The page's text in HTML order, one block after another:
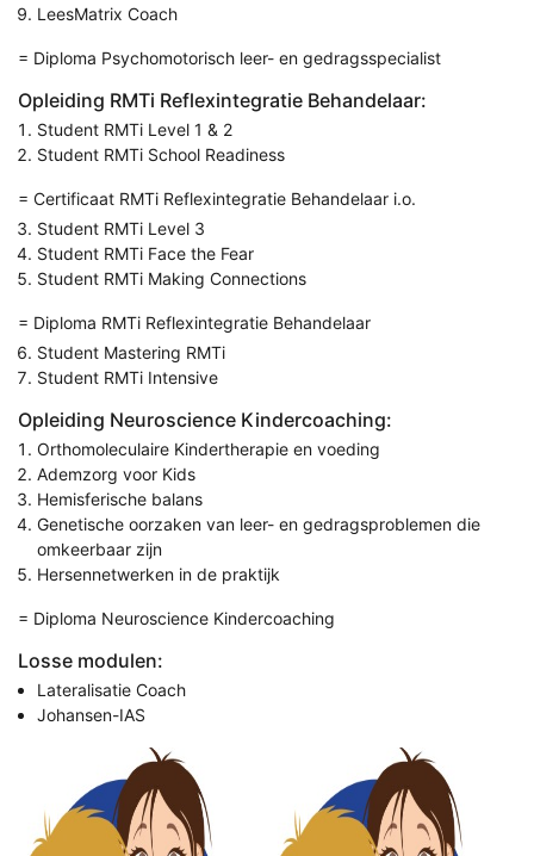
LeesMatrix Coach
= Diploma Psychomotorisch leer- en gedragsspecialist
Opleiding RMTi Reflexintegratie Behandelaar:
Student RMTi Level 1 & 2
Student RMTi School Readiness
= Certificaat RMTi Reflexintegratie Behandelaar i.o.
Student RMTi Level 3
Student RMTi Face the Fear
Student RMTi Making Connections
= Diploma RMTi Reflexintegratie Behandelaar
Student Mastering RMTi
Student RMTi Intensive
Opleiding Neuroscience Kindercoaching:
Orthomoleculaire Kindertherapie en voeding
Ademzorg voor Kids
Hemisferische balans
Genetische oorzaken van leer- en gedragsproblemen die
omkeerbaar zijn
Hersennetwerken in de praktijk
= Diploma Neuroscience Kindercoaching
Losse modulen:
Lateralisatie Coach
Johansen-IAS